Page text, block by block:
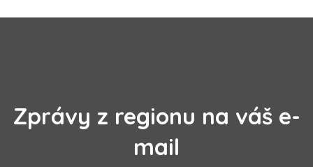
Zprávy z regionu na váš e-
mail